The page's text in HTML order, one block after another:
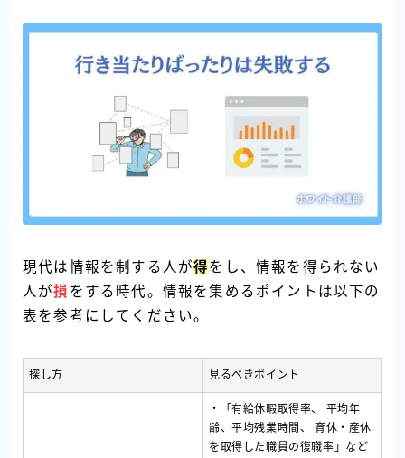
現代は情報を制する人が得をし、情報を得られない
人が損 をする時代。情報を集めるポイントは以下の
表を参考にしてください。
探し方 見るべきポイント
・「有給休暇取得率、 平均年
齢、平均残業時間、 育休・産休
を取得した職員の復職率」など